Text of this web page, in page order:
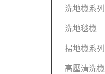
洗地機系列
洗地毯機
掃地機系列
高壓清洗機